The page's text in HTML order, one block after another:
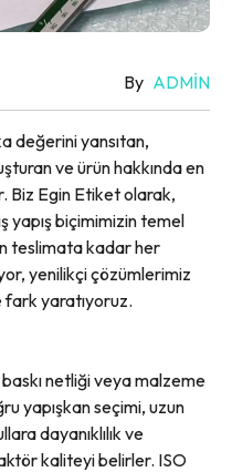
By ADMIN
değerini yansıtan,
ve ürün hakkında en
Biz Egin Etiket olarak,
yapış biçimimizin temel
teslimata kadar her
yenilikçi çözümlerimiz
yaratıyoruz.
netliği veya malzeme
yapışkan seçimi, uzun
dayanıklılık ve
kaliteyi belirler. ISO